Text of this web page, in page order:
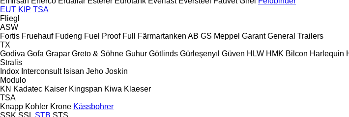
EUT KIP TSA
Fliegl
ASW
Fortis Fruehauf Fudeng Fuel Proof Full Färmartanken AB GS Meppel Garant General Trailers
TX
Godiva Gofa Grapar Greto & Söhne Guhur Götlinds Gürleşenyıl Güven HLW HMK Bilcon Harlequin
Stralis
Indox Interconsult Isisan Jeho Joskin
Modulo
KN Kadatec Kaiser Kingspan Kiwa Klaeser
TSA
Knapp Kohler Krone Kässbohrer
SSK SSL STB STS